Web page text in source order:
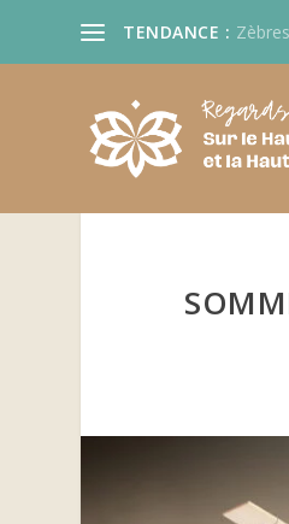
TENDANCE :